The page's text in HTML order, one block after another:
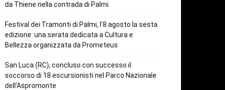
da Thiene nella contrada di Palmi
Festival dei Tramonti di Palmi, l’8 agosto la sesta
edizione: una serata dedicata a Cultura e
Bellezza organizzata da Prometeus
San Luca (RC), concluso con successo il
soccorso di 18 escursionisti nel Parco Nazionale
dell’Aspromonte